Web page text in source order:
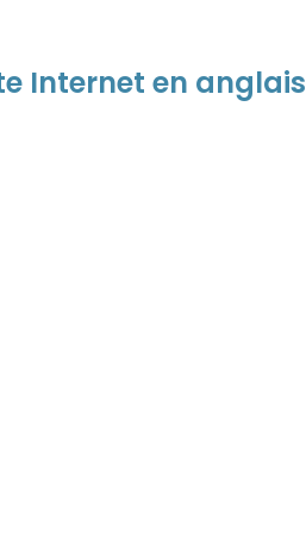
Internet en anglais